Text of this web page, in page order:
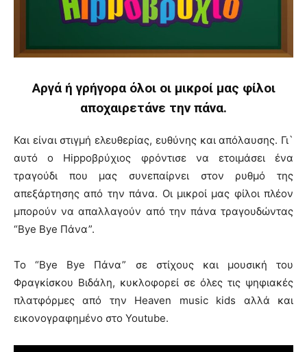
Αργά ή γρήγορα όλοι οι μικροί μας φίλοι
αποχαιρετάνε την πάνα.
Και είναι στιγμή ελευθερίας, ευθύνης και απόλαυσης. Γι`
αυτό ο Hippoβρύχιος φρόντισε να ετοιμάσει ένα
τραγούδι που μας συνεπαίρνει στον ρυθμό της
απεξάρτησης από την πάνα. Οι μικροί μας φίλοι πλέον
μπορούν να απαλλαγούν από την πάνα τραγουδώντας
“Bye Bye Πάνα”.
Το “Bye Bye Πάνα” σε στίχους και μουσική του
Φραγκίσκου Βιδάλη, κυκλοφορεί σε όλες τις ψηφιακές
πλατφόρμες από την Heaven music kids αλλά και
εικονογραφημένο στο Youtube.